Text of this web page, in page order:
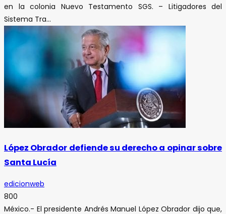
en la colonia Nuevo Testamento SGS. – Litigadores del
Sistema Tra...
López Obrador defiende su derecho a opinar sobre
Santa Lucía
edicionweb
800
México.- El presidente Andrés Manuel López Obrador dijo que,